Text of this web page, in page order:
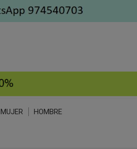
MUJER HOMBRE